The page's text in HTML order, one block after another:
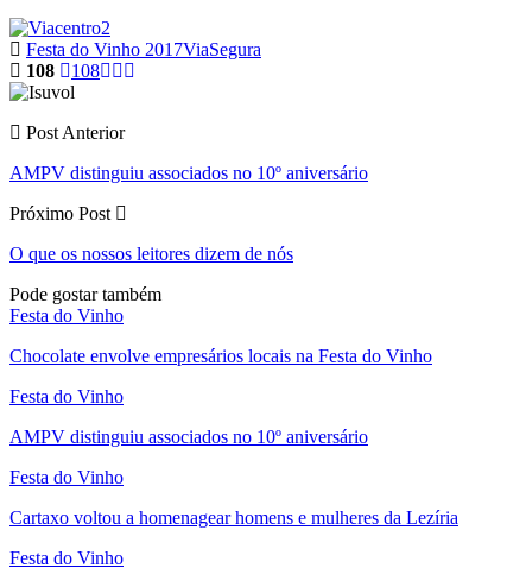
Festa do Vinho 2017ViaSegura
108
108
Post Anterior
AMPV distinguiu associados no 10º aniversário
Próximo Post
O que os nossos leitores dizem de nós
Pode gostar também
Festa do Vinho
Chocolate envolve empresários locais na Festa do Vinho
Festa do Vinho
AMPV distinguiu associados no 10º aniversário
Festa do Vinho
Cartaxo voltou a homenagear homens e mulheres da Lezíria
Festa do Vinho